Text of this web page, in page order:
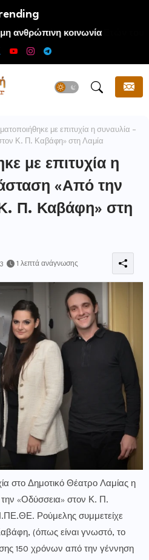
ανθρώπινη κοινωνία
με επιτυχία η συναυλία –
παράσταση «Από την Οδύσσεια στον Κ. Π. Καβάφη‏» στη Λαμία
με επιτυχία η
«Από την
Καβάφη‏» στη
1 λεπτά ανάγνωσης
στο Δημοτικό Θέατρο Λαμίας η
«Οδύσσεια» στον Κ. Π.
Ρούμελης συμμετείχε
(όπως είναι γνωστό, το
150 χρόνων από την γέννηση